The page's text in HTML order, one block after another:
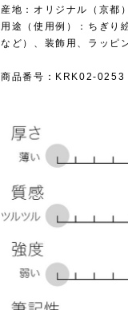
産地：オリジナル（京都）
用途（使用例）：ちぎり
など）、装飾用、ラッピ
商品番号：KRK02-0253